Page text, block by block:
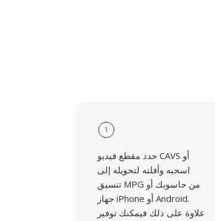
1
حدد مقطع فيديو CAVS أو
اسحبه وأفلته لتحويله إلى
تنسيق MPG من حاسوبك أو
جهاز iPhone أو Android.
علاوة على ذلك فيمكنك توفير